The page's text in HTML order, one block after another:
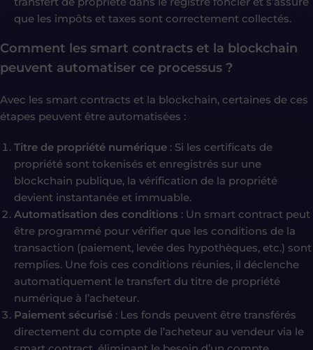
que les impôts et taxes sont correctement collectés.
Comment les smart contracts et la blockchain
peuvent automatiser ce processus ?
Avec les smart contracts et la blockchain, certaines de ces
étapes peuvent être automatisées :
Titre de propriété numérique : Si les certificats de
propriété sont tokenisés et enregistrés sur une
blockchain publique, la vérification de la propriété
devient instantanée et immuable.
Automatisation des conditions : Un smart contract peut
être programmé pour vérifier que les conditions de la
transaction (paiement, levée des hypothèques, etc.) sont
remplies. Une fois ces conditions réunies, il déclenche
automatiquement le transfert du titre de propriété
numérique à l’acheteur.
Paiement sécurisé : Les fonds peuvent être transférés
directement du compte de l’acheteur au vendeur via le